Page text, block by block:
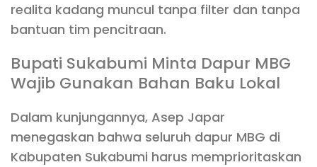
realita kadang muncul tanpa filter dan tanpa
bantuan tim pencitraan.
Bupati Sukabumi Minta Dapur MBG
Wajib Gunakan Bahan Baku Lokal
Dalam kunjungannya, Asep Japar
menegaskan bahwa seluruh dapur MBG di
Kabupaten Sukabumi harus memprioritaskan